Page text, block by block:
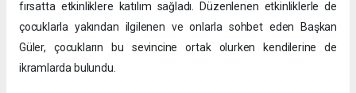
fırsatta etkinliklere katılım sağladı. Düzenlenen etkinliklerle de
çocuklarla yakından ilgilenen ve onlarla sohbet eden Başkan
Güler, çocukların bu sevincine ortak olurken kendilerine de
ikramlarda bulundu.